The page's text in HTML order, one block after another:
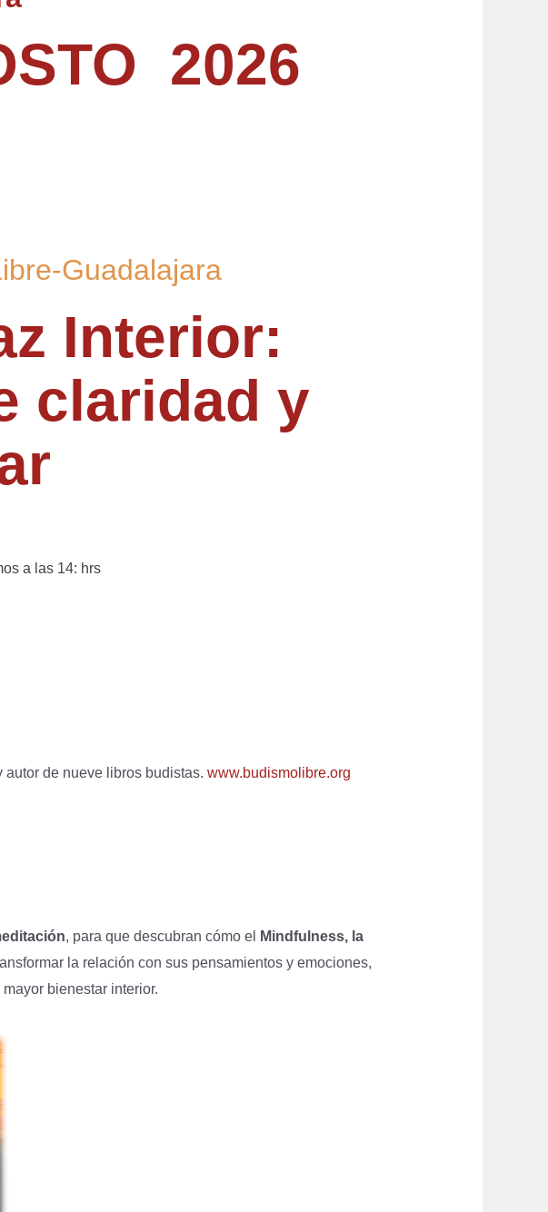
2026
Guadalajara
Interior:
claridad y
a las 14: hrs
de nueve libros budistas. www.budismolibre.org
, para que descubran cómo el
Mindfulness, la
la relación con sus pensamientos y emociones,
bienestar interior.